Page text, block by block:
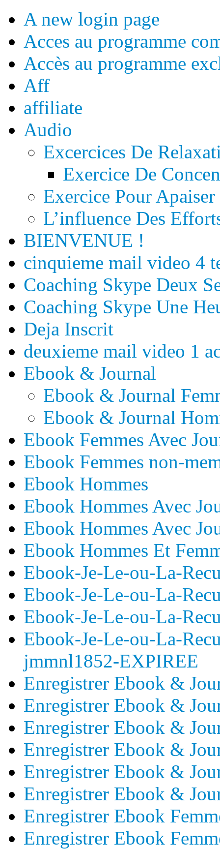
A new login page
Acces au programme
Accès au programme
Aff
affiliate
Audio
Excercices De
Exercice De
Exercice Pour
L’influence Des
BIENVENUE !
cinquieme mail video 4
Coaching Skype Deux
Coaching Skype Une
Deja Inscrit
deuxieme mail video 1
Ebook & Journal
Ebook & Journal
Ebook & Journal
Ebook Femmes Avec
Ebook Femmes non-
Ebook Hommes
Ebook Hommes Avec
Ebook Hommes Avec
Ebook Hommes Et
Ebook-Je-Le-ou-La-
Ebook-Je-Le-ou-La-
Ebook-Je-Le-ou-La-
Ebook-Je-Le-ou-La-
jmmnl1852-EXPIREE
Enregistrer Ebook &
Enregistrer Ebook &
Enregistrer Ebook &
Enregistrer Ebook &
Enregistrer Ebook &
Enregistrer Ebook &
Enregistrer Ebook
Enregistrer Ebook